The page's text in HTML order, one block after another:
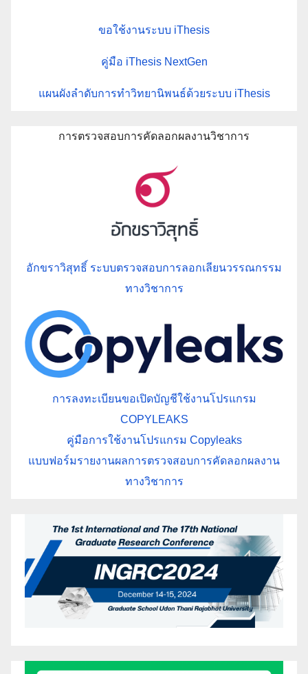
ขอใช้งานระบบ iThesis
คู่มือ iThesis NextGen
แผนผังลำดับการทำวิทยานิพนธ์ด้วยระบบ iThesis
การตรวจสอบการคัดลอกผลงานวิชาการ
อักขราวิสุทธิ์ ระบบตรวจสอบการลอกเลียนวรรณกรรม
ทางวิชาการ
การลงทะเบียนขอเปิดบัญชีใช้งานโปรแกรม
COPYLEAKS
คู่มือการใช้งานโปรแกรม Copyleaks
แบบฟอร์มรายงานผลการตรวจสอบการคัดลอกผลงาน
ทางวิชาการ